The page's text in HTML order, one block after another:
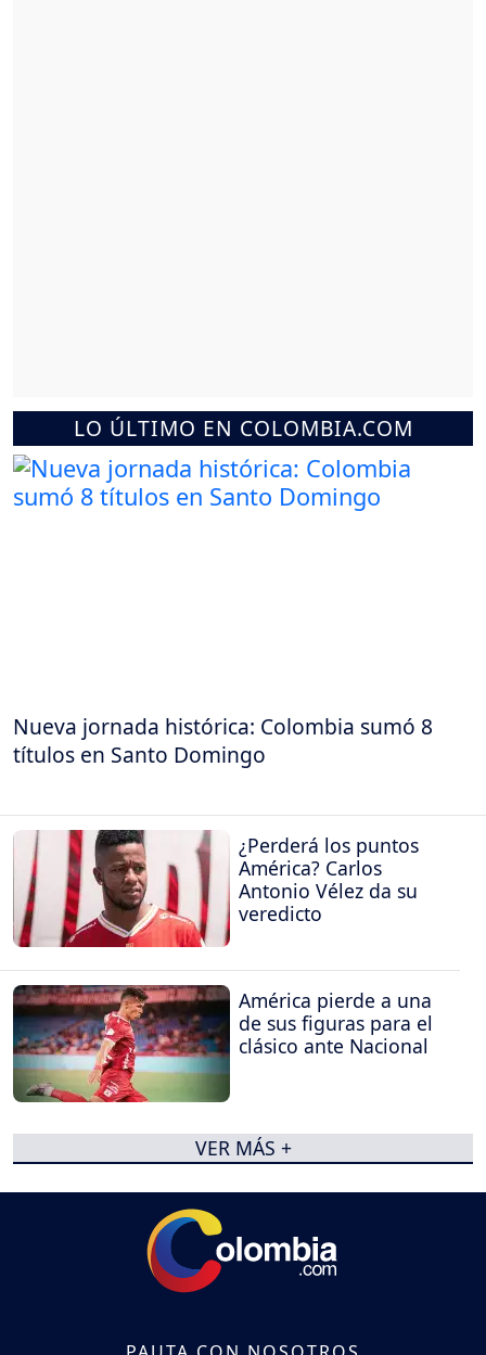
LO ÚLTIMO EN COLOMBIA.COM
Nueva jornada histórica: Colombia sumó 8
títulos en Santo Domingo
¿Perderá los puntos
América? Carlos
Antonio Vélez da su
veredicto
América pierde a una
de sus figuras para el
clásico ante Nacional
VER MÁS +